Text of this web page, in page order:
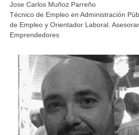
Jose Carlos Muñoz Parreño
Técnico de Empleo en Administración
de Empleo y Orientador Laboral.
Emprendedores